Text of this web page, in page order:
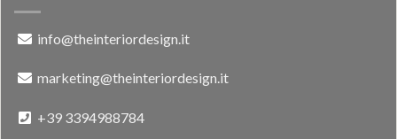
info@theinteriordesign.it
marketing@theinteriordesign.it
+39 3394988784